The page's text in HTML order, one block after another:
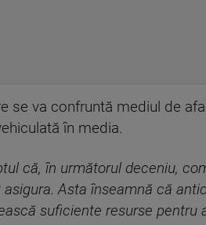
se va confruntă mediul de
în media.
că, în următorul deceniu,
Asta înseamnă că
suficiente resurse